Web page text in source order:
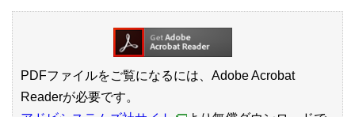
PDFファイルをご覧になるには、Adobe Acrobat
Readerが必要です。